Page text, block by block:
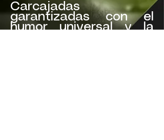
Carcajadas
garantizadas con el
humor universal y la